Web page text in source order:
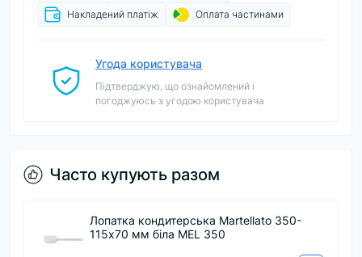
Накладений платіж
Оплата частинами
Угода користувача
Підтверджую, що ознайомлений і
погоджуюсь з угодою користувача
Часто купують разом
Лопатка кондитерська Martellato 350-
115х70 мм біла MEL 350